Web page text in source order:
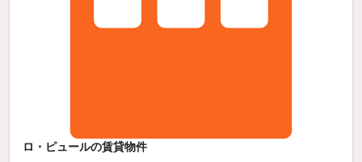
ロ・ピュールの賃貸物件